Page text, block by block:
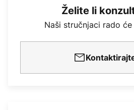
Želite li
Naši stručnjaci rado